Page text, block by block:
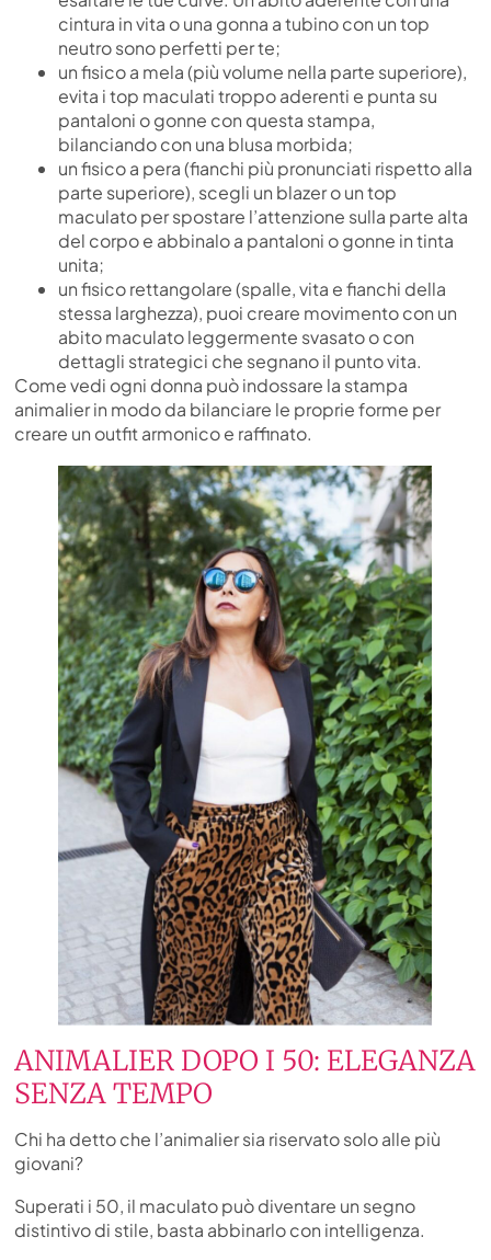
cintura in vita o una gonna a tubino con un top
neutro sono perfetti per te;
un fisico a mela (più volume nella parte superiore),
evita i top maculati troppo aderenti e punta su
pantaloni o gonne con questa stampa,
bilanciando con una blusa morbida;
un fisico a pera (fianchi più pronunciati rispetto alla
parte superiore), scegli un blazer o un top
maculato per spostare l’attenzione sulla parte alta
del corpo e abbinalo a pantaloni o gonne in tinta
unita;
un fisico rettangolare (spalle, vita e fianchi della
stessa larghezza), puoi creare movimento con un
abito maculato leggermente svasato o con
dettagli strategici che segnano il punto vita.
Come vedi ogni donna può indossare la stampa
animalier in modo da bilanciare le proprie forme per
creare un outfit armonico e raffinato.
ANIMALIER DOPO I 50: ELEGANZA
SENZA TEMPO
Chi ha detto che l’animalier sia riservato solo alle più
giovani?
Superati i 50, il maculato può diventare un segno
distintivo di stile, basta abbinarlo con intelligenza.